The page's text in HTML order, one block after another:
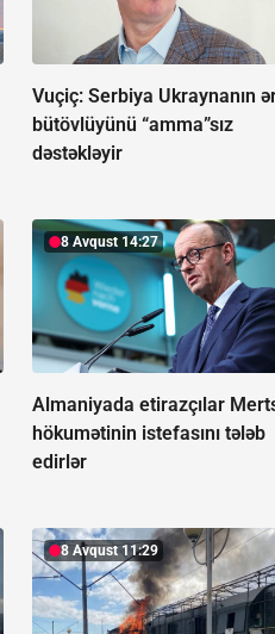
Vuçiç: Serbiya Ukraynanın
bütövlüyünü “amma”sız
dəstəkləyir
8 Avqust 14:27
Almaniyada etirazçılar
hökumətinin istefasını tələb
edirlər
8 Avqust 11:29